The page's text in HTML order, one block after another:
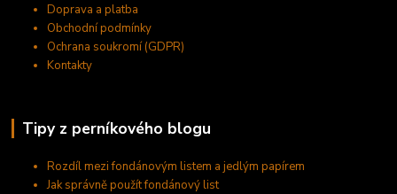
Doprava a platba
Obchodní podmínky
Ochrana soukromí (GDPR)
Kontakty
Tipy z perníkového blogu
Rozdíl mezi fondánovým listem a jedlým papírem
Jak správně použít fondánový list